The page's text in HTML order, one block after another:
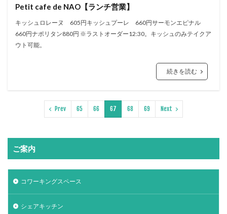
Petit cafe de NAO【ランチ営業】
キッシュロレーヌ 605円キッシュプーレ 660円サーモンエピナル
660円ナポリタン880円 ※ラストオーダー12:30。キッシュのみテイクア
ウト可能。
続きを読む
Prev 65 66 67 68 69 Next
ご案内
コワーキングスペース
シェアキッチン